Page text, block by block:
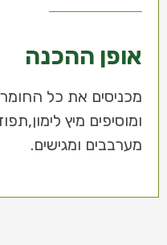
אופן ההכנה
מכניסים את כל
ומוסיפים מיץ
מערבבים ומגישים.